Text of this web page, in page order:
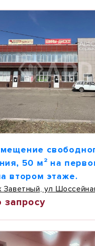
50 м² на
втором этаже.
Заветный, ул
запросу